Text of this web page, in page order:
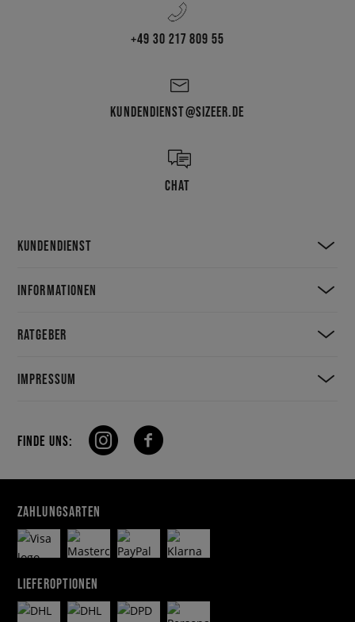
+49 30 217 809 55
KUNDENDIENST@SIZEER.DE
CHAT
KUNDENDIENST
INFORMATIONEN
RATGEBER
IMPRESSUM
FINDE UNS:
ZAHLUNGSARTEN
LIEFEROPTIONEN